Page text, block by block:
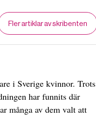
Fler artiklar av skribenten
i Sverige kvinnor. Trots
har funnits där
många av dem valt att